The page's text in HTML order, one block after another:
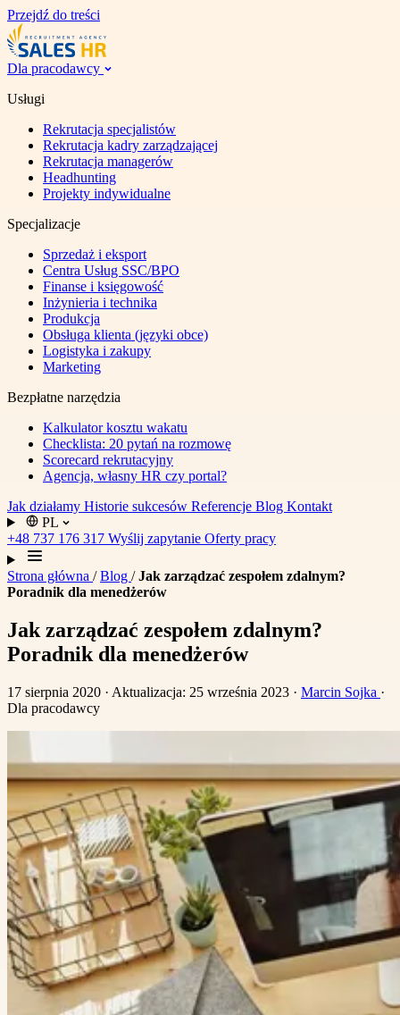
Przejdź do treści
Dla pracodawcy
Usługi
Rekrutacja specjalistów
Rekrutacja kadry zarządzającej
Rekrutacja managerów
Headhunting
Projekty indywidualne
Specjalizacje
Sprzedaż i eksport
Centra Usług SSC/BPO
Finanse i księgowość
Inżynieria i technika
Produkcja
Obsługa klienta (języki obce)
Logistyka i zakupy
Marketing
Bezpłatne narzędzia
Kalkulator kosztu wakatu
Checklista: 20 pytań na rozmowę
Scorecard rekrutacyjny
Agencja, własny HR czy portal?
Jak działamy Historie sukcesów Referencje Blog Kontakt
PL
+48 737 176 317 Wyślij zapytanie Oferty pracy
Strona główna /Blog /Jak zarządzać zespołem zdalnym?
Poradnik dla menedżerów
Jak zarządzać zespołem zdalnym?
Poradnik dla menedżerów
17 sierpnia 2020 · Aktualizacja: 25 września 2023 · Marcin Sojka ·
Dla pracodawcy